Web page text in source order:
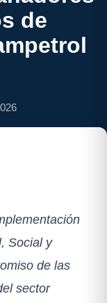
de
Social y
de las
sector